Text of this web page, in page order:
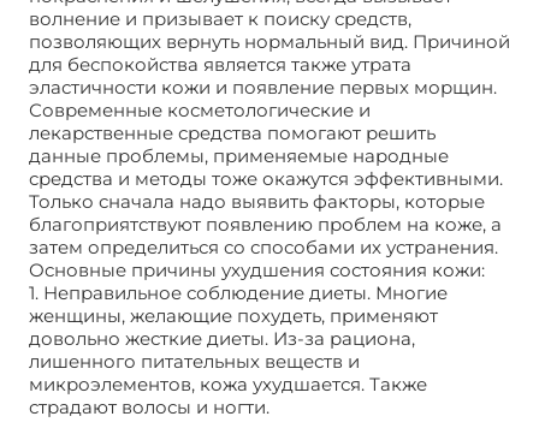
волнение и призывает к поиску средств,
позволяющих вернуть нормальный вид. Причиной
для беспокойства является также утрата
эластичности кожи и появление первых морщин.
Современные косметологические и
лекарственные средства помогают решить
данные проблемы, применяемые народные
средства и методы тоже окажутся эффективными.
Только сначала надо выявить факторы, которые
благоприятствуют появлению проблем на коже, а
затем определиться со способами их устранения.
Основные причины ухудшения состояния кожи:
1. Неправильное соблюдение диеты. Многие
женщины, желающие похудеть, применяют
довольно жесткие диеты. Из-за рациона,
лишенного питательных веществ и
микроэлементов, кожа ухудшается. Также
страдают волосы и ногти.